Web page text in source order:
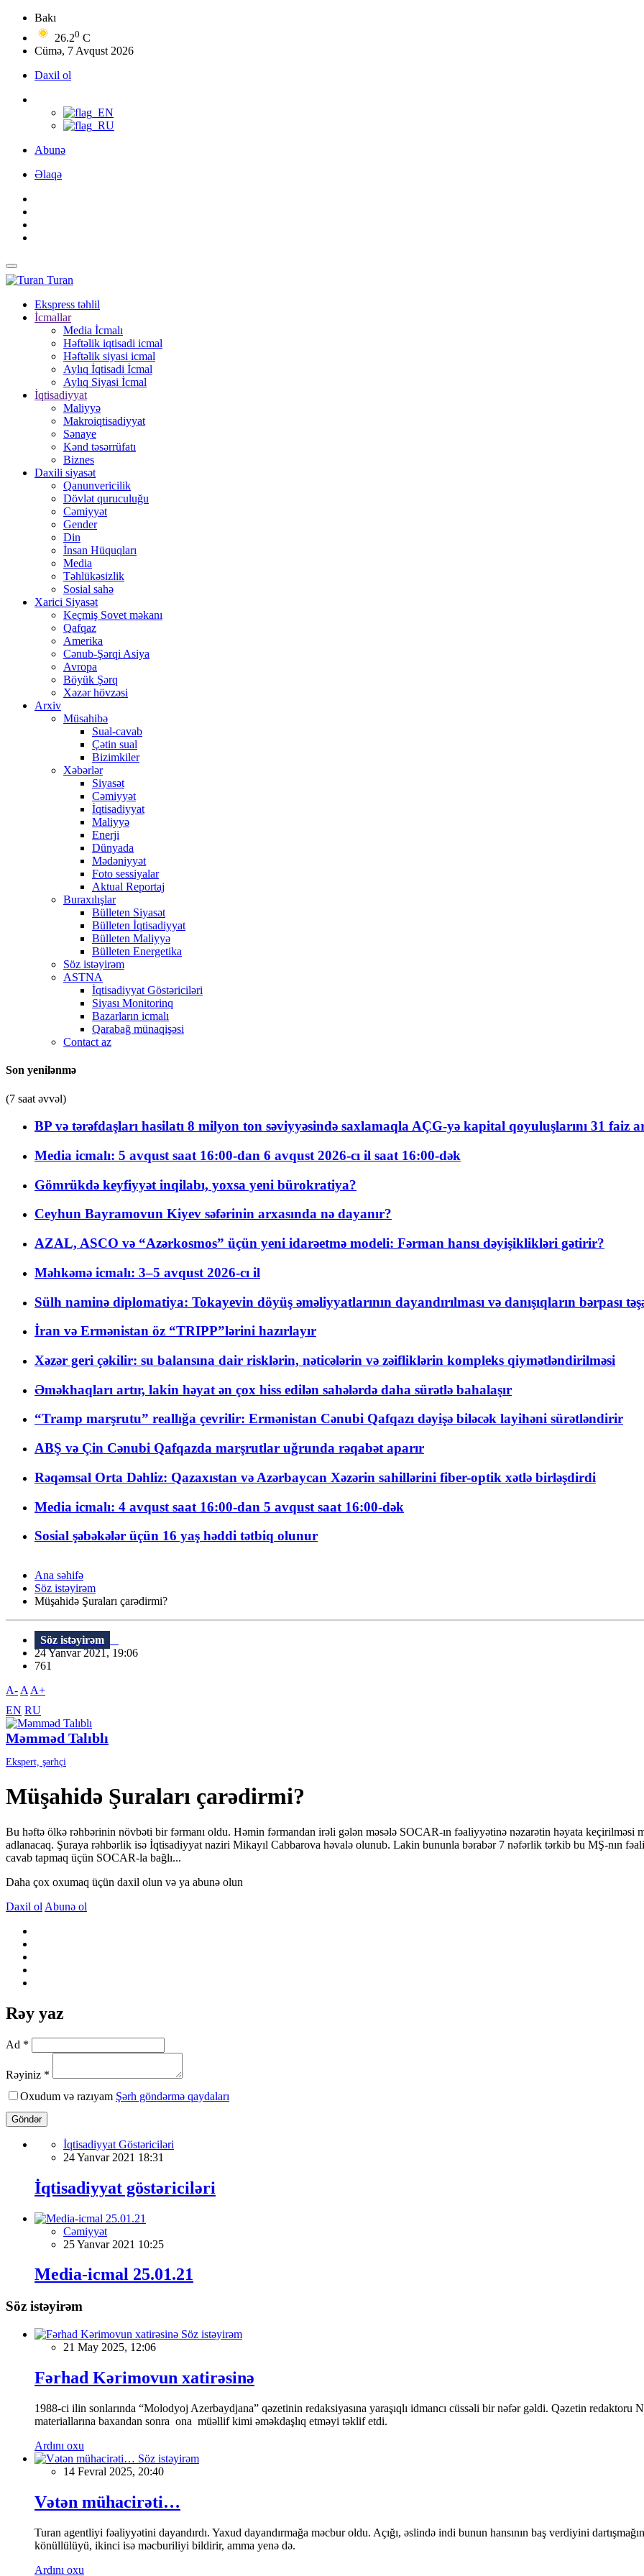
Bakı
26.20 C
Cümə, 7 Avqust 2026
Daxil ol
Abunə
Əlaqə
Turan
Ekspress təhlil
İcmallar
Media İcmalı
Həftəlik iqtisadi icmal
Həftəlik siyasi icmal
Aylıq İqtisadi İcmal
Aylıq Siyasi İcmal
İqtisadiyyat
Maliyyə
Makroiqtisadiyyat
Sənaye
Kənd təsərrüfatı
Biznes
Daxili siyasət
Qanunvericilik
Dövlət quruculuğu
Cəmiyyət
Gender
Din
İnsan Hüquqları
Media
Təhlükəsizlik
Sosial sahə
Xarici Siyasət
Keçmiş Sovet məkanı
Qafqaz
Amerika
Cənub-Şərqi Asiya
Avropa
Böyük Şərq
Xəzər hövzəsi
Arxiv
Müsahibə
Sual-cavab
Çətin sual
Bizimkiler
Xəbərlər
Siyasət
Cəmiyyət
İqtisadiyyat
Maliyyə
Enerji
Dünyada
Mədəniyyət
Foto sessiyalar
Aktual Reportaj
Buraxılışlar
Bülleten Siyasət
Bülleten İqtisadiyyat
Bülleten Maliyyə
Bülleten Energetika
Söz istəyirəm
ASTNA
İqtisadiyyat Göstəriciləri
Siyası Monitorinq
Bazarların icmalı
Qarabağ münaqişəsi
Contact az
Son yenilənmə
(7 saat əvvəl)
BP və tərəfdaşları hasilatı 8 milyon ton səviyyəsində saxlamaqla AÇG-yə kapital qoyuluşlarını 31 faiz
Media icmalı: 5 avqust saat 16:00-dan 6 avqust 2026-cı il saat 16:00-dək
Gömrükdə keyfiyyət inqilabı, yoxsa yeni bürokratiya?
Ceyhun Bayramovun Kiyev səfərinin arxasında nə dayanır?
AZAL, ASCO və “Azərkosmos” üçün yeni idarəetmə modeli: Fərman hansı dəyişiklikləri gətirir?
Məhkəmə icmalı: 3–5 avqust 2026-cı il
Sülh naminə diplomatiya: Tokayevin döyüş əməliyyatlarının dayandırılması və danışıqların bərpası
İran və Ermənistan öz “TRIPP”lərini hazırlayır
Xəzər geri çəkilir: su balansına dair risklərin, nəticələrin və zəifliklərin kompleks qiymətləndirilməsi
Əməkhaqları artır, lakin həyat ən çox hiss edilən sahələrdə daha sürətlə bahalaşır
“Tramp marşrutu” reallığa çevrilir: Ermənistan Cənubi Qafqazı dəyişə biləcək layihəni sürətləndirir
ABŞ və Çin Cənubi Qafqazda marşrutlar uğrunda rəqabət aparır
Rəqəmsal Orta Dəhliz: Qazaxıstan və Azərbaycan Xəzərin sahillərini fiber-optik xətlə birləşdirdi
Media icmalı: 4 avqust saat 16:00-dan 5 avqust saat 16:00-dək
Sosial şəbəkələr üçün 16 yaş həddi tətbiq olunur
Ana səhifə
Söz istəyirəm
Müşahidə Şuraları çarədirmi?
Söz istəyirəm
24 Yanvar 2021, 19:06
761
A- A A+
EN RU
Məmməd Talıblı
Ekspert, şərhçi
Müşahidə Şuraları çarədirmi?
Bu həftə ölkə rəhbərinin növbəti bir fərmanı oldu. Həmin fərmandan irəli gələn məsələ SOCAR-ın fəaliyyətinə nəzarətin həyata keçirilməsi
adlanacaq. Şuraya rəhbərlik isə İqtisadiyyat naziri Mikayıl Cabbarova həvalə olunub. Lakin bununla bərabər 7 nəfərlik tərkib bu MŞ-nın
cavab tapmaq üçün SOCAR-la bağlı...
Daha çox oxumaq üçün daxil olun və ya abunə olun
Daxil ol Abunə ol
Rəy yaz
Ad *
Rəyiniz *
Oxudum və razıyam Şərh göndərmə qaydaları
Göndər
İqtisadiyyat Göstəriciləri
24 Yanvar 2021 18:31
İqtisadiyyat göstəriciləri
Cəmiyyət
25 Yanvar 2021 10:25
Media-icmal 25.01.21
Söz istəyirəm
Söz istəyirəm
21 May 2025, 12:06
Fərhad Kərimovun xatirəsinə
1988-ci ilin sonlarında “Molodyoj Azerbaydjana” qəzetinin redaksiyasına yaraşıqlı idmancı cüssəli bir nəfər gəldi. Qəzetin
materiallarına baxandan sonra ona müəllif kimi əməkdaşlıq etməyi təklif etdi.
Ardını oxu
Söz istəyirəm
14 Fevral 2025, 20:40
Vətən mühacirəti…
Turan agentliyi fəaliyyətini dayandırdı. Yaxud dayandırmağa məcbur oldu. Açığı, əslində indi bunun hansının baş verdiyini
könüllülüyü, ikinci isə məcburiliyi bildirir, amma yenə də.
Ardını oxu